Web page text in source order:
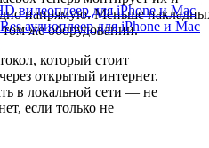
видеоплеер для iPhone и Mac
аудиоплеер для iPhone и Mac
напрямую. Меньше
же оборудовании.
который стоит
открытый интернет.
в локальной сети — не
если только не